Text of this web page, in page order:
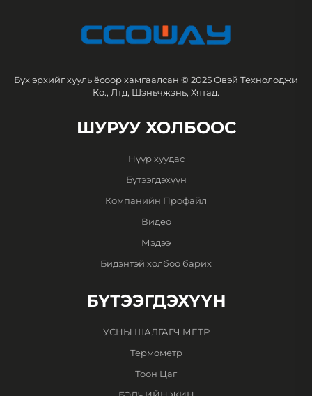
Бүх эрхийг хууль ёсоор хамгаалсан © 2025 Овэй Технолоджи
Ко., Лтд, Шэньчжэнь, Хятад.
ШУРУУ ХОЛБООС
Нүүр хуудас
Бүтээгдэхүүн
Компанийн Профайл
Видео
Мэдээ
Бидэнтэй холбоо барих
БҮТЭЭГДЭХҮҮН
УСНЫ ШАЛГАГЧ МЕТР
Термометр
Тоон Цаг